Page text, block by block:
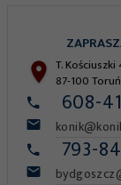
608-
T. Kościuszki
87-100Toruń
793-